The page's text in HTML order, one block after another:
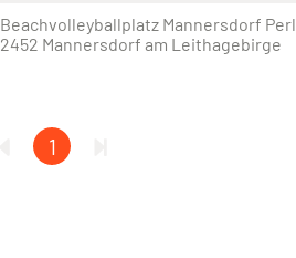
Beachvolleyballplatz Mannersdorf
2452 Mannersdorf am Leithagebirge
1